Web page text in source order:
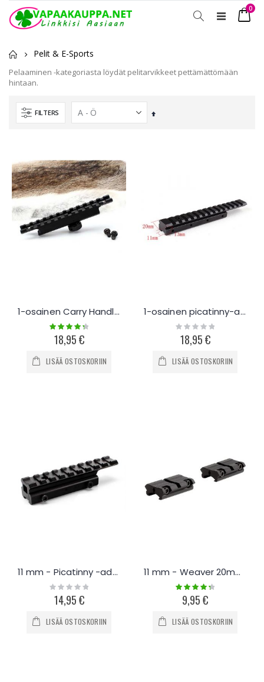
Toggle
0
Pelit & E-Sports
Pelaaminen -kategoriasta löydät pelitarvikkeet pettämättömään
hintaan.
FILTERS
Laskevassa
1-osainen Carry Handle AR-15 alumiini picatinny-kisko
Rating:
90%
18,95 €
LISÄÄ OSTOSKORIIN
1-osainen picatinny-adapteri
Rating:
0%
18,95 €
LISÄÄ OSTOSKORIIN
11 mm - Picatinny -adapteri 100 mm
Rating:
0%
14,95 €
LISÄÄ OSTOSKORIIN
11 mm - Weaver 20mm adapteri 2-os
Rating:
90%
9,95 €
LISÄÄ OSTOSKORIIN